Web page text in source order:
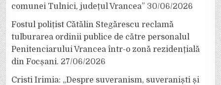
comunei Tulnici, județul Vrancea” 30/06/2026
Fostul polițist Cătălin Stegărescu reclamă
tulburarea ordinii publice de către personalul
Penitenciarului Vrancea într-o zonă rezidențială
din Focșani. 27/06/2026
Cristi Irimia: „Despre suveranism, suveraniști și